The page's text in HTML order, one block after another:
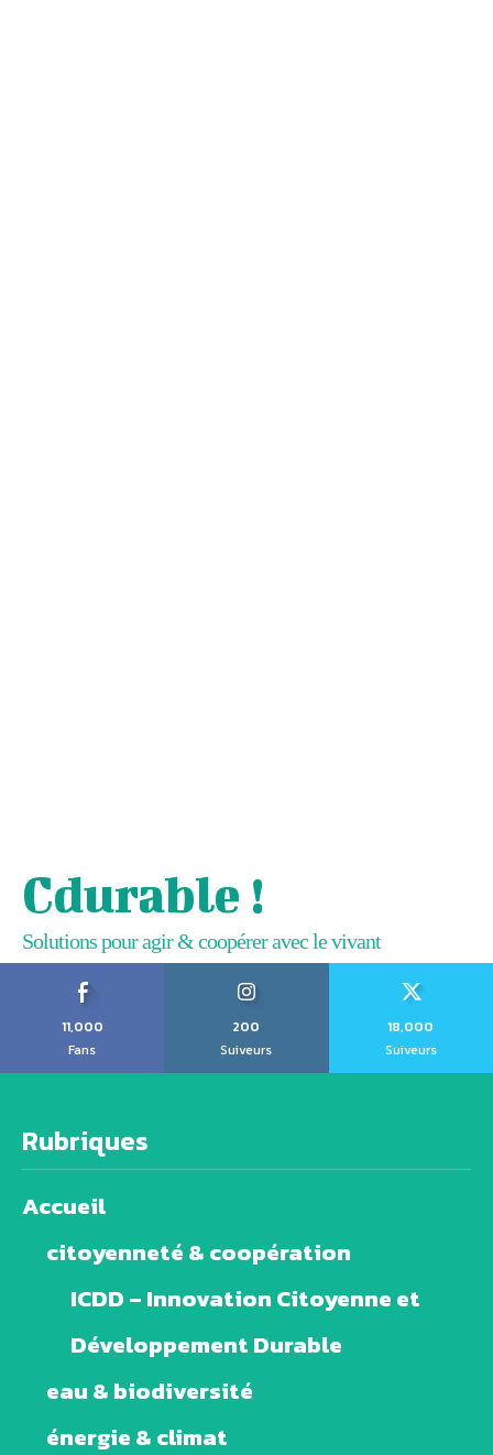
Cdurable !
Solutions pour agir & coopérer avec le vivant
11,000
Fans
200
Suiveurs
18,000
Suiveurs
Rubriques
Accueil
citoyenneté & coopération
ICDD – Innovation Citoyenne et
Développement Durable
eau & biodiversité
énergie & climat